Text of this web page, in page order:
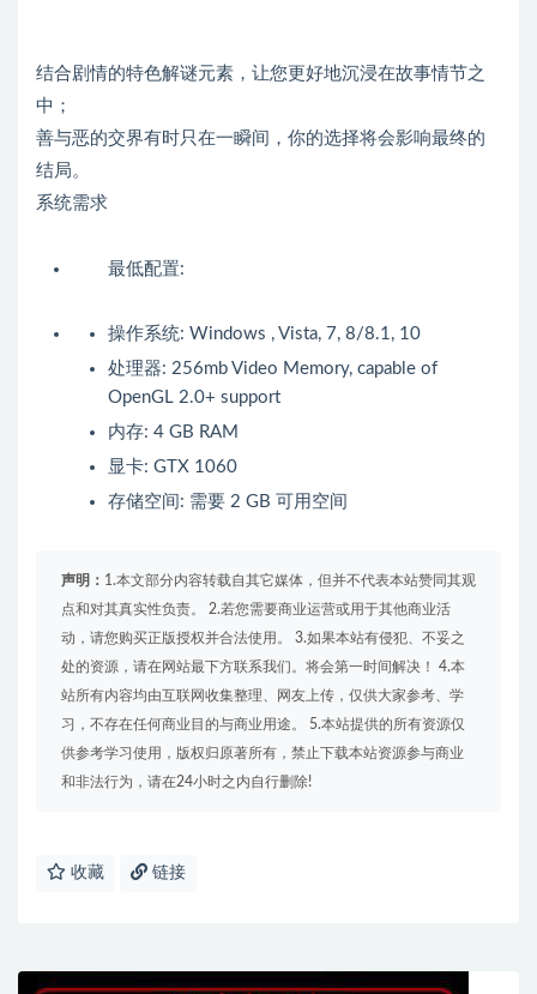
结合剧情的特色解谜元素，让您更好地沉浸在故事情节之
中；
善与恶的交界有时只在一瞬间，你的选择将会影响最终的
结局。
系统需求
最低配置:
操作系统: Windows , Vista, 7, 8/8.1, 10
处理器: 256mb Video Memory, capable of
OpenGL 2.0+ support
内存: 4 GB RAM
显卡: GTX 1060
存储空间: 需要 2 GB 可用空间
声明： 1.本文部分内容转载自其它媒体，但并不代表本站赞同其观
点和对其真实性负责。 2.若您需要商业运营或用于其他商业活
动，请您购买正版授权并合法使用。 3.如果本站有侵犯、不妥之
处的资源，请在网站最下方联系我们。将会第一时间解决！ 4.本
站所有内容均由互联网收集整理、网友上传，仅供大家参考、学
习，不存在任何商业目的与商业用途。 5.本站提供的所有资源仅
供参考学习使用，版权归原著所有，禁止下载本站资源参与商业
和非法行为，请在24小时之内自行删除!
收藏 链接